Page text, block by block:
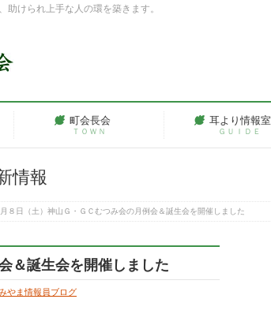
けられ上手な人の環を築きます。
町会長会
ＴＯＷＮ
耳より情報室
ＧＵＩＤＥ
情報
月８日（土）神山Ｇ・ＧＣむつみ会の月例会＆誕生会を開催しました
＆誕生会を開催しました
やま情報員ブログ